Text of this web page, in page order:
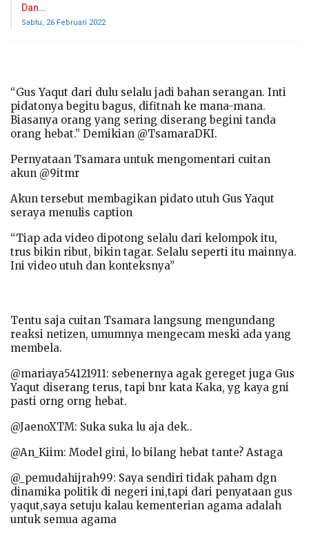
Dan…
Sabtu, 26 Februari 2022
“Gus Yaqut dari dulu selalu jadi bahan serangan. Inti
pidatonya begitu bagus, difitnah ke mana-mana.
Biasanya orang yang sering diserang begini tanda
orang hebat.” Demikian @TsamaraDKI.
Pernyataan Tsamara untuk mengomentari cuitan
akun @9itmr
Akun tersebut membagikan pidato utuh Gus Yaqut
seraya menulis caption
“Tiap ada video dipotong selalu dari kelompok itu,
trus bikin ribut, bikin tagar. Selalu seperti itu mainnya.
Ini video utuh dan konteksnya”
Tentu saja cuitan Tsamara langsung mengundang
reaksi netizen, umumnya mengecam meski ada yang
membela.
@mariaya54121911: sebenernya agak gereget juga Gus
Yaqut diserang terus, tapi bnr kata Kaka, yg kaya gni
pasti orng orng hebat.
@JaenoXTM: Suka suka lu aja dek..
@An_Kiim: Model gini, lo bilang hebat tante? Astaga
@_pemudahijrah99: Saya sendiri tidak paham dgn
dinamika politik di negeri ini,tapi dari penyataan gus
yaqut,saya setuju kalau kementerian agama adalah
untuk semua agama